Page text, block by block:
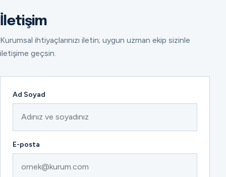
İletişim
Kurumsal ihtiyaçlarınızı iletin; uygun uzman ekip sizinle
iletişime geçsin.
Ad Soyad
E-posta